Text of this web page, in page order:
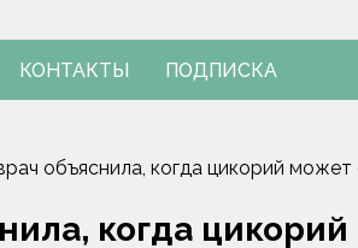
работников ПМК-182
КОНТАКТЫ ПОДПИСКА
объяснила, когда цикорий
когда